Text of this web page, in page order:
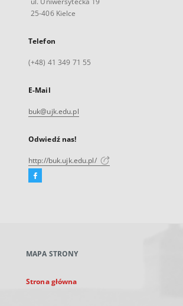
25-406 Kielce
Telefon
(+48) 41 349 71 55
E-Mail
buk@ujk.edu.pl
Odwiedź nas!
http://buk.ujk.edu.pl/
Facebook
karcie
MAPA STRONY
Strona główna